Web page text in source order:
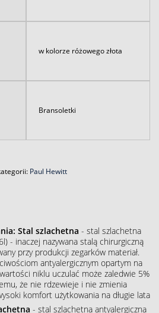
w kolorze różowego złota
Bransoletki
Paul Hewitt
Stal szlachetna - stal szlachetna
- inaczej nazywana stalą chirurgiczną
przy produkcji zegarków materiał.
antyalergicznym opartym na
niklu uczulać może zaledwie 5%
że nie rdzewieje i nie zmienia
komfort użytkowania na długie lata
- stal szlachetna antyalergiczna